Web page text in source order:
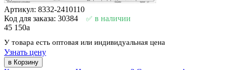
Артикул: 8332-2410110
Код для заказа: 30384
в наличии
45 150a
У товара есть оптовая или индивидуальная цена
Узнать цену